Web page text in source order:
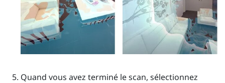
Quand vous avez terminé le scan, sélectionnez